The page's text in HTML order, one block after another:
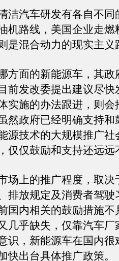
汽车研发有各自不同
机路线，美国企业走燃
是混合动力的现实主义
面的新能源车，其政
前发改委提出建议尽快
实施的办法跟进，则会
然政府已经明确支持和
源技术的大规模推广社
仅仅鼓励和支持还远远
上的推广程度，取决
排放规定及消费者驾驶
国内相关的鼓励措施不
几乎缺失，仅靠汽车厂
识，新能源车在国内很
快出台具体推广政策。